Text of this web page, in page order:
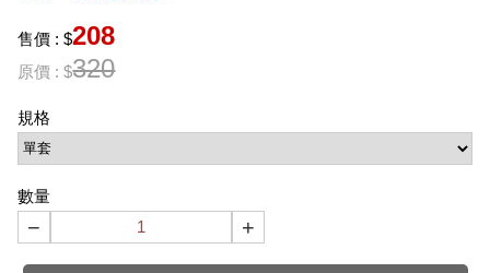
售價 : $208
原價 : $320
規格
數量
− +